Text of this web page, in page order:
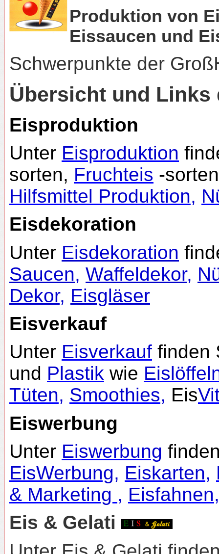
Produktion von
Eissaucen und
Schwerpunkte der
Übersicht und Links
Eisproduktion
Unter Eisproduktion
sorten, Fruchteis -
Hilfsmittel Produktion,
Eisdekoration
Unter Eisdekoration
Saucen, Waffeldekor,
Dekor, Eisgläser
Eisverkauf
Unter Eisverkauf finden
und Plastik wie
Tüten, Smoothies, Eis
Eiswerbung
Unter Eiswerbung
EisWerbung, Eiskarten,
& Marketing , Eisfahnen
Eis & Gelati